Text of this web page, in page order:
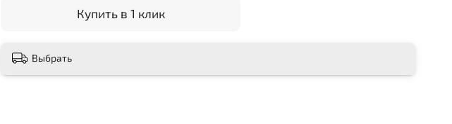
Купить в 1 клик
Выбрать